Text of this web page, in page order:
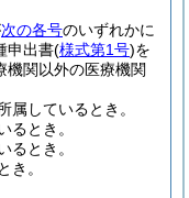
次の各号のいずれかに
申出書(様式第1号)を
機関以外の医療機関
属しているとき。
るとき。
るとき。
き。